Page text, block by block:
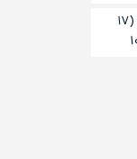
تهران، شادآباد، خیابان شهید طارمی (۱۷